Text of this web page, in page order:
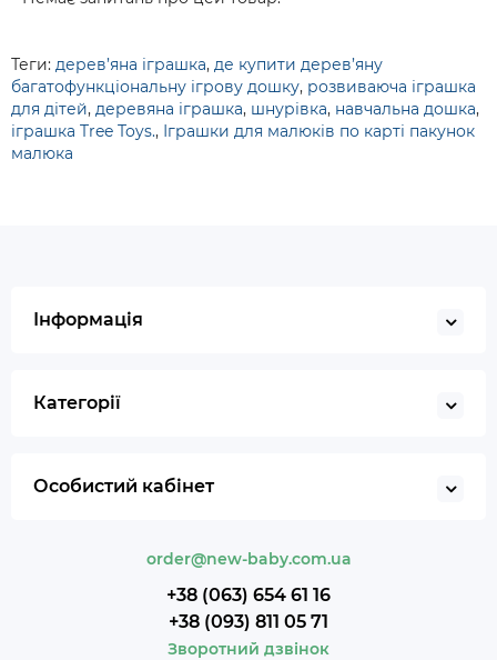
Теги: дерев’яна іграшка, де купити дерев’яну
багатофункціональну ігрову дошку, розвиваюча іграшка
для дітей, деревяна іграшка, шнурівка, навчальна дошка,
іграшка Tree Toys., Іграшки для малюків по карті пакунок
малюка
Інформація
Категорії
Особистий кабінет
order@new-baby.com.ua
+38 (063) 654 61 16
+38 (093) 811 05 71
Зворотний дзвінок